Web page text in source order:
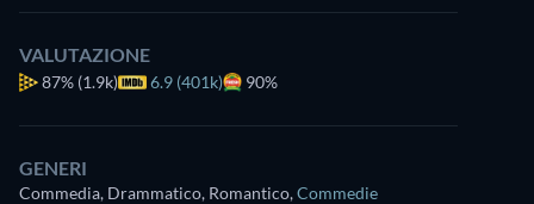
VALUTAZIONE
87% (1.9k) 6.9 (401k) 90%
GENERI
Commedia, Drammatico, Romantico,Commedie